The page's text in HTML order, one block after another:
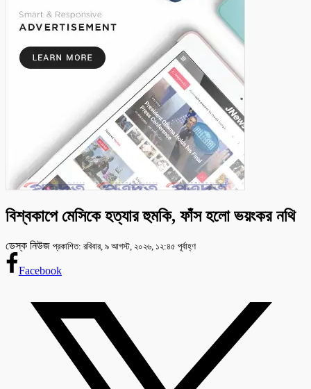
বিশ্বকাপে মেসিকে হত্যার হুমকি, ফাঁস হলো ভয়ংকর নথি
ডেস্ক নিউজ প্রকাশিত: রবিবার, ৯ আগস্ট, ২০২৬, ১২:৪৫ পূর্বাহ্ণ
Facebook